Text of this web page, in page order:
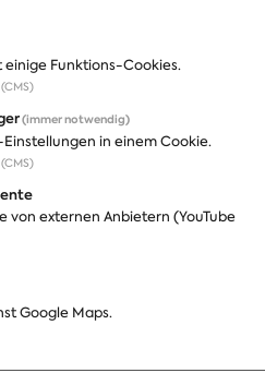
Fotos
Pressekontakt
einige Funktions-Cookies.
(immer notwendig)
in einem Cookie.
von externen Anbietern (YouTube
Google Maps.